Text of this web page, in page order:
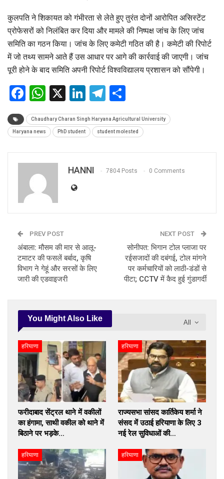
कुलपति ने शिकायत को गंभीरता से लेते हुए तुरंत दोनों आरोपित असिस्टेंट
प्रोफेसरों को निलंबित कर दिया और मामले की निष्पक्ष जांच के लिए जांच
समिति का गठन किया। जांच के लिए कमेटी गठित की है। कमेटी की रिपोर्ट
में जो तथ्य सामने आते हैं उस आधार पर आगे की कार्रवाई की जाएगी। जांच
पूरी होने के बाद समिति अपनी रिपोर्ट विश्वविद्यालय प्रशासन को सौंपेगी।
Facebook
WhatsApp
X LinkedIn
Telegram
Chaudhary Charan Singh Haryana Agricultural University
Haryana news PhD student student molested
HANNI 7804 Posts 0 Comments
PREV POST
अंबाला: मौसम की मार से आलू-
टमाटर की फसलें बर्बाद, कृषि
विभाग ने गेहूं और सरसों के लिए
जारी की एडवाइजरी
NEXT POST
सोनीपत: भिगान टोल प्लाजा पर
रईसजादों की दबंगई, टोल मांगने
पर कर्मचारियों को लाठी-डंडों से
पीटा; CCTV में कैद हुई गुंडागर्दी
All
You Might Also Like
हरियाणा
फरीदाबाद सेंट्रल थाने में वकीलों
का हंगामा, साथी वकील को थाने में
बिठाने पर भड़के…
हरियाणा
राज्यसभा सांसद कार्तिकेय शर्मा ने
संसद में उठाई हरियाणा के लिए 3
नई रेल सुविधाओं की…
हरियाणा हरियाणा